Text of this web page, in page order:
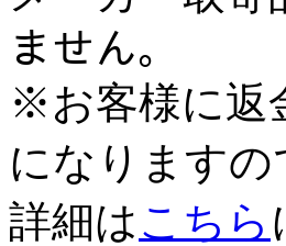
ません。
※お客様に返
になります
詳細はこちら